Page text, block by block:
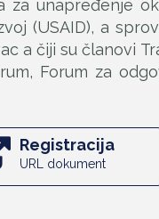
unapređenje
(USAID), a
a čiji su članovi
Forum za
Registracija
URL dokument